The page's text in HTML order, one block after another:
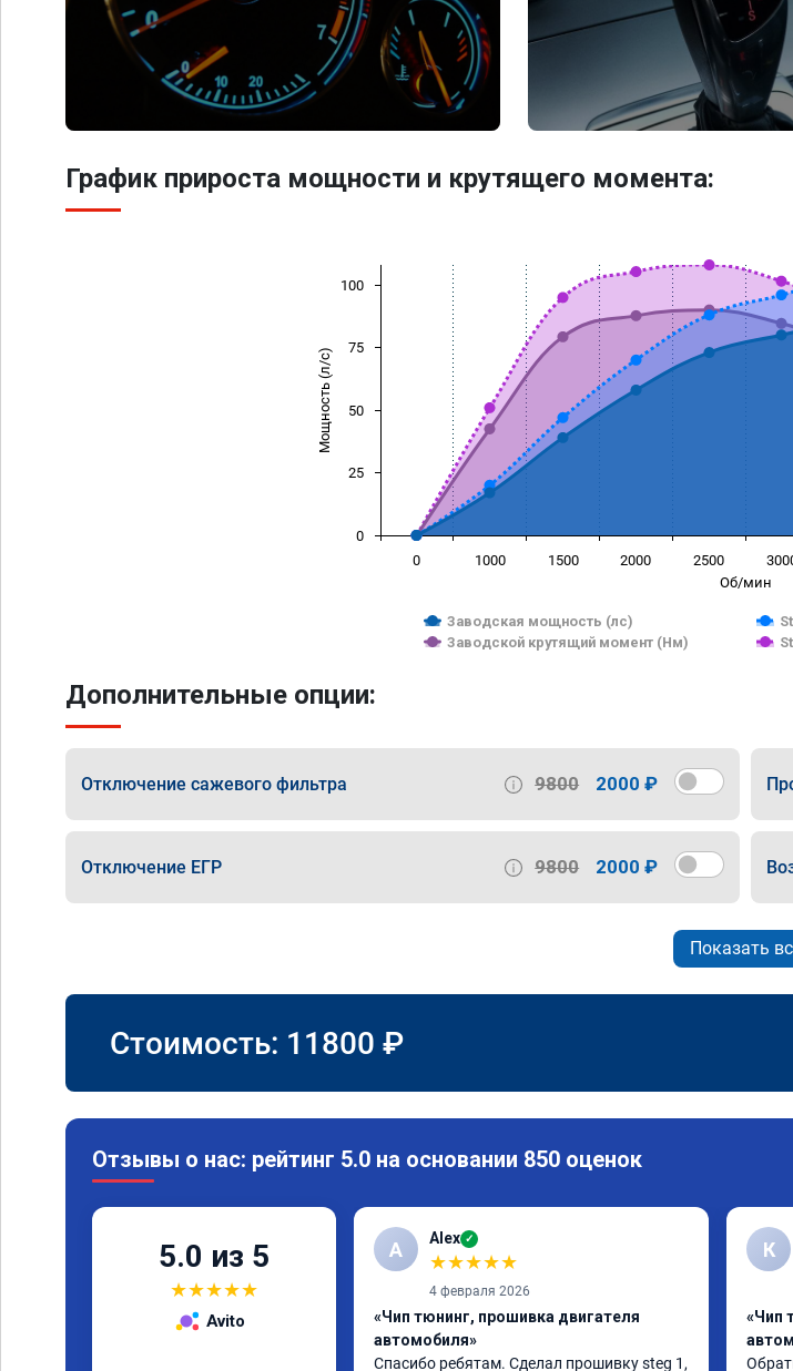
График прироста мощности и крутящего момента:
Об/мин
Мощность (л/с)
Заводская мощность (лс)
Заводской крутящий момент (Нм)
0 1000 1500 2000 2500
0
25
50
75
100
Дополнительные опции:
Отключение сажевого фильтра 9800 2000 ₽
Отключение ЕГР 9800 2000 ₽
Показать
Стоимость: 11800 ₽
Отзывы о нас: рейтинг 5.0 на основании 850 оценок
5.0 из 5
★★★★★
Avito
A Alex ✓
★★★★★
4 февраля 2026
«Чип тюнинг, прошивка двигателя
автомобиля»
Спасибо ребятам. Сделал прошивку steg 1,
К
«Чип